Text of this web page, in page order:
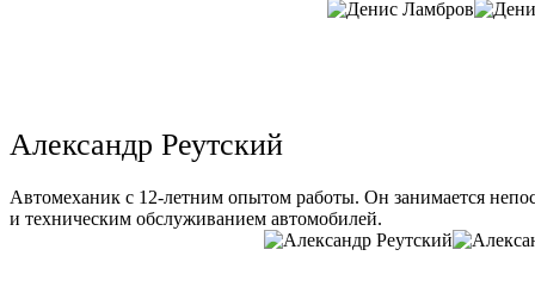
Александр Реутский
Автомеханик с 12-летним опытом работы. Он занимается
и техническим обслуживанием автомобилей.